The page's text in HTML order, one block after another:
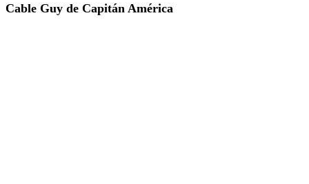
Cable Guy de Capitán América